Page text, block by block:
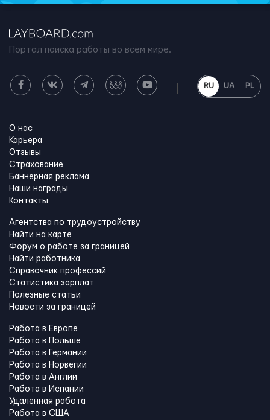
Портал поиска работы во всем мире.
RU UA PL
О нас
Карьера
Отзывы
Страхование
Баннерная реклама
Наши награды
Контакты
Агентства по трудоустройству
Найти на карте
Форум о работе за границей
Найти работника
Справочник профессий
Статистика зарплат
Полезные статьи
Новости за границей
Работа в Европе
Работа в Польше
Работа в Германии
Работа в Норвегии
Работа в Англии
Работа в Испании
Удаленная работа
Работа в США